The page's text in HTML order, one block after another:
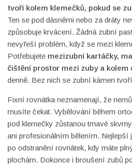
tvoří kolem klemečků, pokud se
Ten se pod dásněmi nebo za dráty
způsobuje krvácení. Žádná zubní
nevyřeší problém, když se mezi
Potřebujete mezizubní kartáčky,
čištění prostor mezi zuby a kolem
denně. Bez nich se zubní kámen
Fixní rovnátka neznamenají, že
musíte čekat. Vybělování během
pod klemečky zůstanou tmavé
ani profesionálním bělením. Nejlepší
po odstranění rovnátek, kdy máte
plochám. Dokonce i broušení zubů